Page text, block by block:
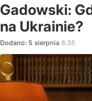
Gadowski:
na Ukrainie?
Dodano: 5 sierpnia 8:35